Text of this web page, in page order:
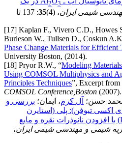
2 3
شیمی ایران، (4) 35
: 137 تا
[17] Kaplan F., Vivero C.D., Howes
Burleson W., Tullsen D., Coskun
Phase Change Materials for Efficient
University Boston, (2014).
[18] Pryor R.W., “Modeling
Using COMSOL Multiphysics and
Principles Techniques”, Excerpt from
COMSOL Conference, Boston (2007).
آل کرم، ایمان؛ بررسی و
پلی (4،3- اتیلن دی اکسی تیوفن): پلی (استایرن
سولفونیک اسید) (PEDOT:PSS) با افزودن نانوذرات نقره و مایع
شیمی و مهندسی شیمی ایران،